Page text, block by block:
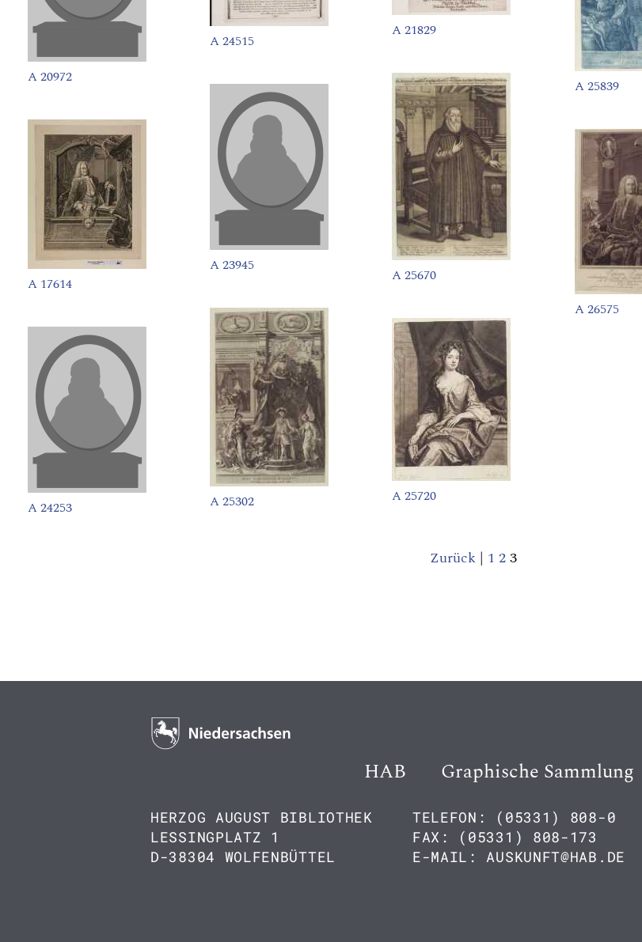
A 20972
A 17614
A 24253
A 24515
A 23945
A 25302
A 21829
A 25670
A 25720
A 25839
A 26575
Zurück| 1 23
HAB Graphische Sammlung
HERZOG AUGUST BIBLIOTHEK
LESSINGPLATZ 1
D-38304 WOLFENBÜTTEL
TELEFON: (05331) 808-0
FAX: (05331) 808-173
E-MAIL: AUSKUNFT@HAB.DE